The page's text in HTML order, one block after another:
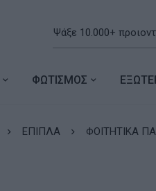
ΦΩΤΙΣΜΟΣ
ΕΠΙΠΛΑ ΦΟΙΤΗΤΙΚΑ